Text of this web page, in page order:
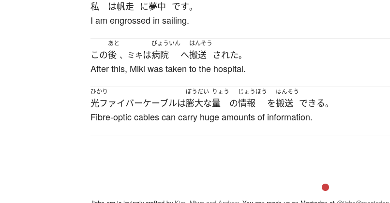
私 は帆走 に夢中 です。
I am engrossed in sailing.
この
あと
後 、ミキは
びょういん
病院 へ
はんそう
搬送 された。
After this, Miki was taken to the hospital.
ひかり
光ファイバーケーブルは
ぼうだい
膨大な
りょう
量 の
じょうほう
情報 を
はんそう
搬送 できる。
Fibre-optic cables can carry huge amounts of information.